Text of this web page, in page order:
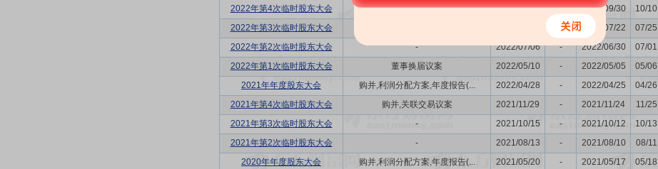
2022年第4次临时股东大会
- 2022/10/12 - 2022/09/30 10/10
2022年第3次临时股东大会
- 2022/07/22 07/25
2022年第2次临时股东大会
- 2022/07/06 - 2022/06/30 07/01
2022年第1次临时股东大会
董事换届议案 2022/05/10 - 2022/05/05 05/06
2021年年度股东大会
购并,利润分配方案,年度报告(... 2022/04/28 - 2022/04/25 04/26
2021年第4次临时股东大会
购并,关联交易议案 2021/11/29 - 2021/11/24 11/25
2021年第3次临时股东大会
- 2021/10/15 - 2021/10/12 10/13
2021年第2次临时股东大会
- 2021/08/13 - 2021/08/10 08/11
2020年年度股东大会
购并,利润分配方案,年度报告(... 2021/05/20 - 2021/05/17 05/18